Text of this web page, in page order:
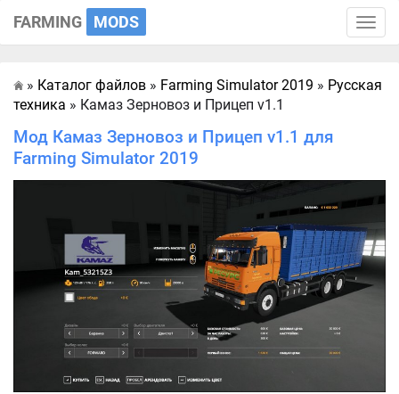
Toggle
FARMING MODS
Главная
» Каталог файлов » Farming Simulator 2019 » Русская
техника » Камаз Зерновоз и Прицеп v1.1
Мод Камаз Зерновоз и Прицеп v1.1 для
Farming Simulator 2019